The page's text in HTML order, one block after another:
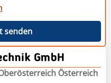
senden
GmbH
Österreich